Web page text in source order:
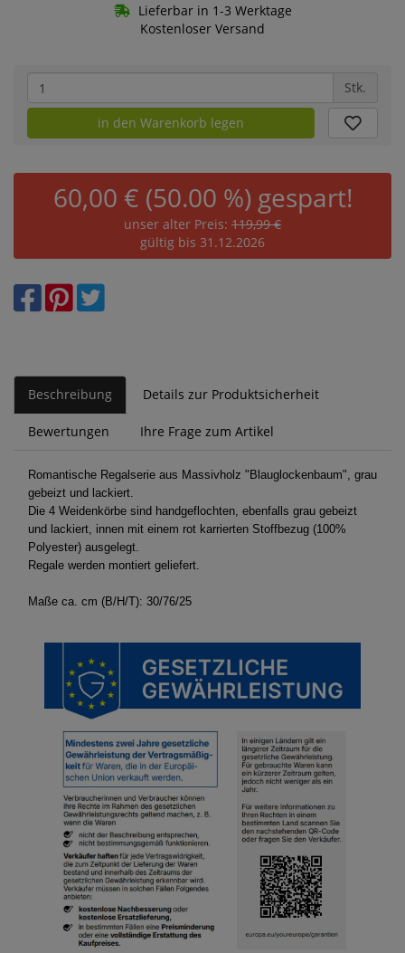
Lieferbar in 1-3 Werktage
Kostenloser Versand
Stk.
in den Warenkorb legen
60,00 € (50.00 %) gespart!
unser alter Preis: 119,99 €
gültig bis 31.12.2026
Beschreibung Details zur Produktsicherheit
Bewertungen Ihre Frage zum Artikel
Romantische Regalserie aus Massivholz "Blauglockenbaum", grau
gebeizt und lackiert.
Die 4 Weidenkörbe sind handgeflochten, ebenfalls grau gebeizt
und lackiert, innen mit einem rot karrierten Stoffbezug (100%
Polyester) ausgelegt.
Regale werden montiert geliefert.
Maße ca. cm (B/H/T): 30/76/25